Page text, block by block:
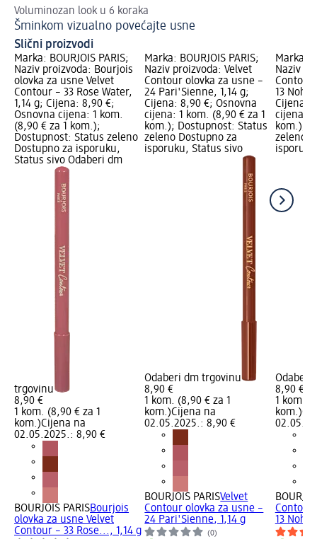
Voluminozan look u 6 koraka
Šminkom vizualno povećajte usne
Slični proizvodi
Marka: BOURJOIS PARIS;
Naziv proizvoda: Bourjois
olovka za usne Velvet
Contour – 33 Rose Water,
1,14 g; Cijena: 8,90 €;
Osnovna cijena: 1 kom.
(8,90 € za 1 kom.);
Dostupnost: Status zeleno
Dostupno za isporuku,
Status sivo Odaberi dm
trgovinu
8,90 €
1 kom. (8,90 € za 1
kom.)Cijena na
02.05.2025.: 8,90 €
BOURJOIS PARISBourjois
olovka za usne Velvet
Contour – 33 Rose..., 1,14 g
Marka: BOURJOIS PARIS;
Naziv proizvoda: Velvet
Contour olovka za usne –
24 Pari'Sienne, 1,14 g;
Cijena: 8,90 €; Osnovna
cijena: 1 kom. (8,90 € za 1
kom.); Dostupnost: Status
zeleno Dostupno za
isporuku, Status sivo
Odaberi dm trgovinu
8,90 €
1 kom. (8,90 € za 1
kom.)Cijena na
02.05.2025.: 8,90 €
BOURJOIS PARISVelvet
Contour olovka za usne –
24 Pari'Sienne, 1,14 g
(0)
Marka:
Naziv
Contour
13
Cijena:
cijena: 1
kom.);
zeleno
Odaberi
8,90 €
1 kom.
kom.)
Contour
13